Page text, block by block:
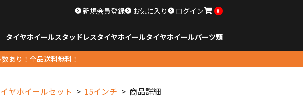
新規会員登録 お気に入り ログイン 0
タイヤホイールスタッドレスタイヤホイールタイヤホイールパーツ類
あり！全品送料無料！
ヤホイールセット 15インチ 商品詳細